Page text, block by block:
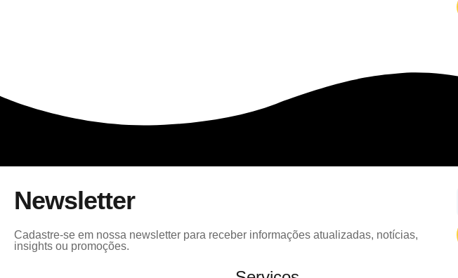
Newsletter
Cadastre-se em nossa newsletter para receber informações atualizadas, notícias,
insights ou promoções.